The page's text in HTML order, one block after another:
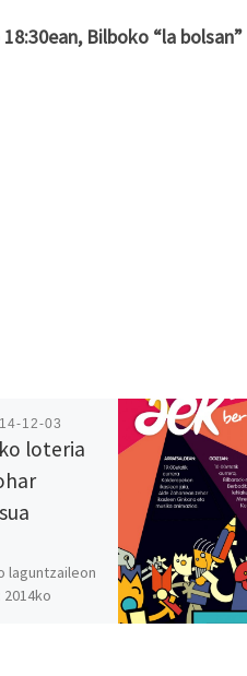
Bilboko “la bolsan”
12-03
loteria
laguntzaileon